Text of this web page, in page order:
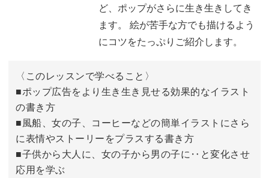
貼り紙風の飾り罫の描き方 19:52
木目の看板風の飾り罫の描き方 26:25
リボンの描き方
おわりに
ど、ポップがさらに生き生きしてき
ます。 絵が苦手な方でも描けるよう
にコツをたっぷりご紹介します。
〈このレッスンで学べること〉
■ポップ広告をより生き生き見せる効果的なイラスト
の書き方
■風船、女の子、コーヒーなどの簡単イラストにさら
に表情やストーリーをプラスする書き方
■子供から大人に、女の子から男の子に‥と変化させ
応用を学ぶ